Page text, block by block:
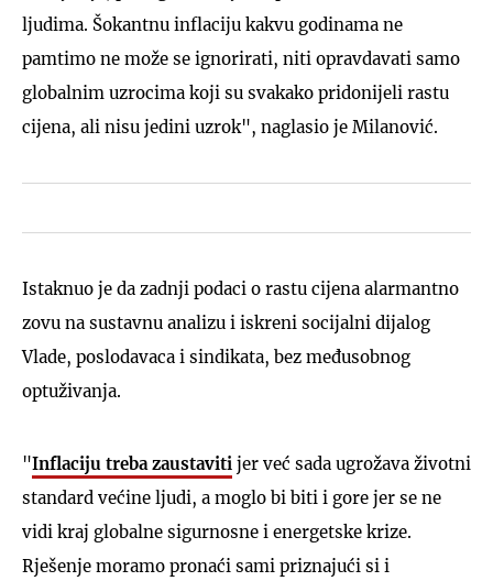
ljudima. Šokantnu inflaciju kakvu godinama ne
pamtimo ne može se ignorirati, niti opravdavati samo
globalnim uzrocima koji su svakako pridonijeli rastu
cijena, ali nisu jedini uzrok", naglasio je Milanović.
Istaknuo je da zadnji podaci o rastu cijena alarmantno
zovu na sustavnu analizu i iskreni socijalni dijalog
Vlade, poslodavaca i sindikata, bez međusobnog
optuživanja.
"Inflaciju treba zaustaviti jer već sada ugrožava životni
standard većine ljudi, a moglo bi biti i gore jer se ne
vidi kraj globalne sigurnosne i energetske krize.
Rješenje moramo pronaći sami priznajući si i